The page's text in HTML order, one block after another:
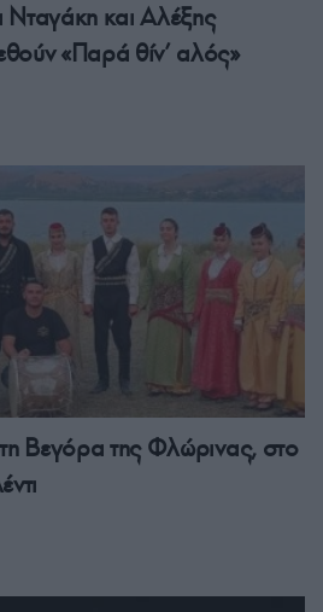
και Αλέξης
«Παρά θίν’ αλός»
Βεγόρα της Φλώρινας, στο